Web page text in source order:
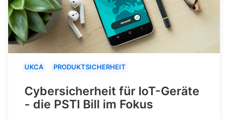
UKCA PRODUKTSICHERHEIT
Cybersicherheit für IoT-Geräte
- die PSTI Bill im Fokus